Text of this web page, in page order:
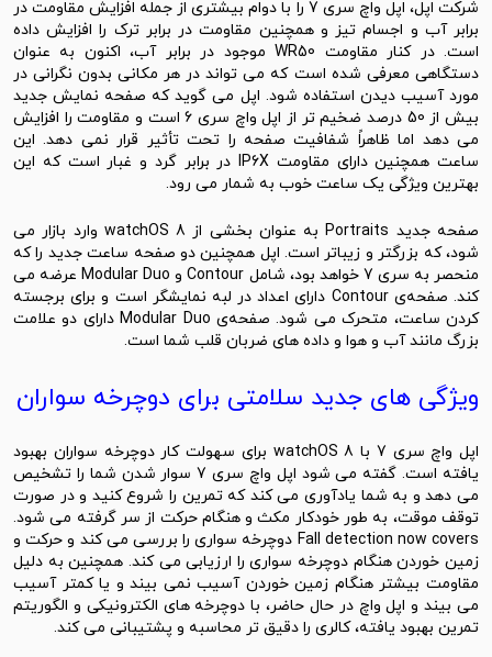
شرکت اپل، اپل واچ سری 7 را با دوام بیشتری از جمله افزایش مقاومت در
برابر آب و اجسام تیز و همچنین مقاومت در برابر ترک را افزایش داده
است. در کنار مقاومت WR50 موجود در برابر آب، اکنون به عنوان
دستگاهی معرفی شده است که می تواند در هر مکانی بدون نگرانی در
مورد آسیب دیدن استفاده شود. اپل می گوید که صفحه نمایش جدید
بیش از 50 درصد ضخیم تر از اپل واچ سری 6 است و مقاومت را افزایش
می دهد اما ظاهراً شفافیت صفحه را تحت تأثیر قرار نمی دهد. این
ساعت همچنین دارای مقاومت IP6X در برابر گرد و غبار است که این
بهترین ویژگی یک ساعت خوب به شمار می رود.
صفحه جدید Portraits به عنوان بخشی از watchOS 8 وارد بازار می
شود، که بزرگتر و زیباتر است. اپل همچنین دو صفحه ساعت جدید را که
منحصر به سری 7 خواهد بود، شامل Contour و Modular Duo عرضه می
کند. صفحه‌ی Contour دارای اعداد در لبه نمایشگر است و برای برجسته
کردن ساعت، متحرک می شود. صفحه‌ی Modular Duo دارای دو علامت
بزرگ مانند آب و هوا و داده های ضربان قلب شما است.
ویژگی های جدید سلامتی برای دوچرخه سواران
اپل واچ سری 7 با watchOS 8 برای سهولت کار دوچرخه سواران بهبود
یافته است. گفته می شود اپل واچ سری 7 سوار شدن شما را تشخیص
می دهد و به شما یادآوری می کند که تمرین را شروع کنید و در صورت
توقف موقت، به طور خودکار مکث و هنگام حرکت از سر گرفته می شود.
Fall detection now covers دوچرخه سواری را بررسی می کند و حرکت و
زمین خوردن هنگام دوچرخه سواری را ارزیابی می کند. همچنین به دلیل
مقاومت بیشتر هنگام زمین خوردن آسیب نمی بیند و یا کمتر آسیب
می بیند و اپل واچ در حال حاضر، با دوچرخه های الکترونیکی و الگوریتم
تمرین بهبود یافته، کالری را دقیق تر محاسبه و پشتیبانی می کند.